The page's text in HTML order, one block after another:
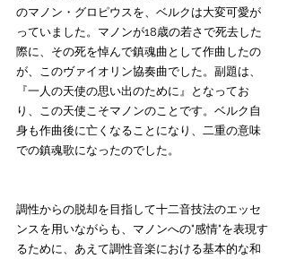
のマノン・グロピウスを、ベルクは大変可愛が
っていました。マノンが18歳の若さで死去した
際に、その死を悼んで鎮魂曲として作曲したの
が、このヴァイオリン協奏曲でした。副題は、
『一人の天使の思い出のために』となってお
り、この天使こそマノンのことです。ベルク自
身も作曲後に亡くなることになり、二重の意味
での鎮魂歌になったのでした。
調性からの脱却を目指して十二音技法のエッセ
ンスを用いながらも、マノンへの"感情"を表現す
るために、あえて調性音楽における基本的な和